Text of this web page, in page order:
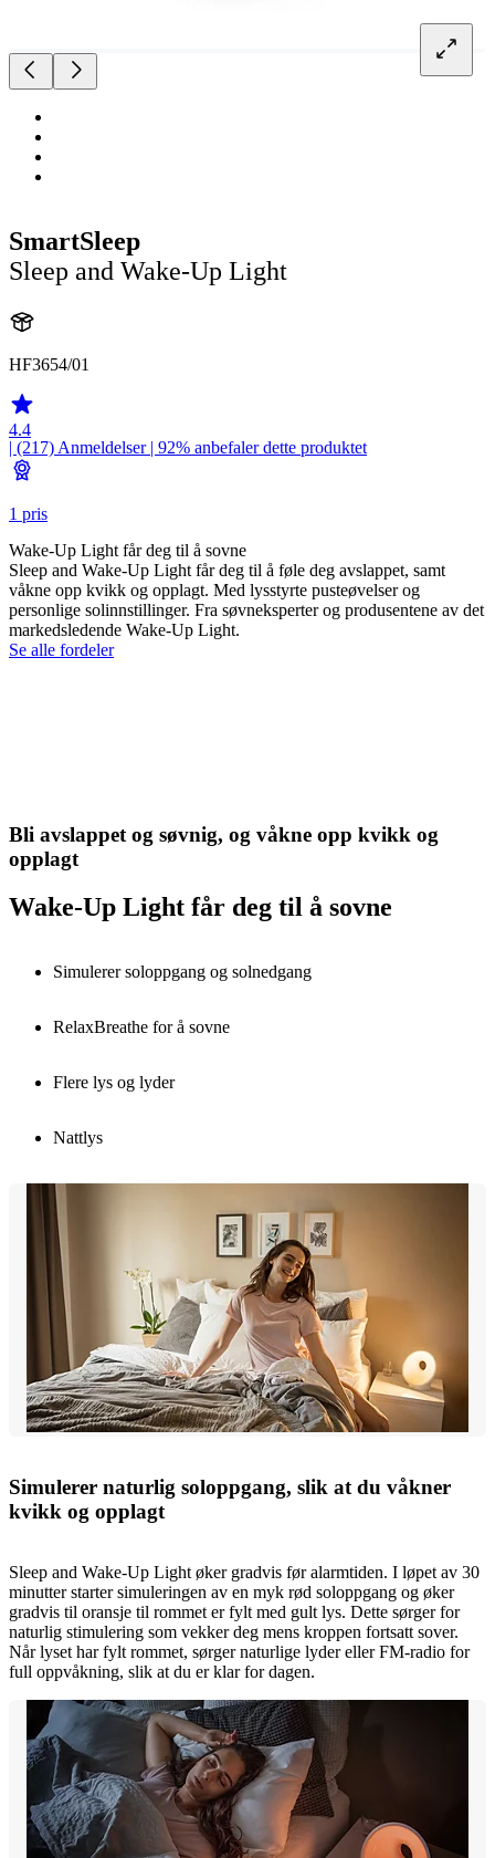
SmartSleep
Sleep and Wake-Up Light
HF3654/01
4.4
| (217) Anmeldelser| 92% anbefaler dette produktet
1 pris
Wake-Up Light får deg til å sovne
Sleep and Wake-Up Light får deg til å føle deg avslappet, samt
våkne opp kvikk og opplagt. Med lysstyrte pusteøvelser og
personlige solinnstillinger. Fra søvneksperter og produsentene av det
markedsledende Wake-Up Light.
Se alle fordeler
Bli avslappet og søvnig, og våkne opp kvikk og
opplagt
Wake-Up Light får deg til å sovne
Simulerer soloppgang og solnedgang
RelaxBreathe for å sovne
Flere lys og lyder
Nattlys
Simulerer naturlig soloppgang, slik at du våkner
kvikk og opplagt
Sleep and Wake-Up Light øker gradvis før alarmtiden. I løpet av 30
minutter starter simuleringen av en myk rød soloppgang og øker
gradvis til oransje til rommet er fylt med gult lys. Dette sørger for
naturlig stimulering som vekker deg mens kroppen fortsatt sover.
Når lyset har fylt rommet, sørger naturlige lyder eller FM-radio for
full oppvåkning, slik at du er klar for dagen.